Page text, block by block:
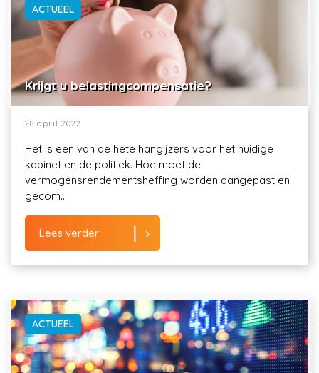
ACTUEEL
Krijgt u belastingcompensatie?
28 april 2022
Het is een van de hete hangijzers voor het huidige
kabinet en de politiek. Hoe moet de
vermogensrendementsheffing worden aangepast en
gecom...
Lees verder
ACTUEEL